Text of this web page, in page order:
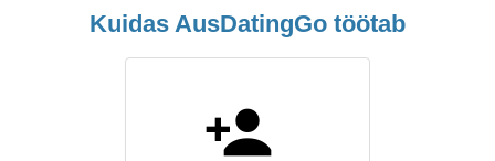
Kuidas AusDatingGo töötab